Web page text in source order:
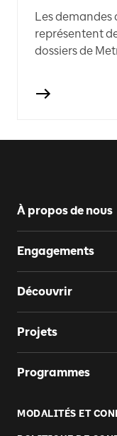
Les demandes
représentent
dossiers de
À propos de nous
Engagements
Découvrir
Projets
Programmes
MODALITÉS ET